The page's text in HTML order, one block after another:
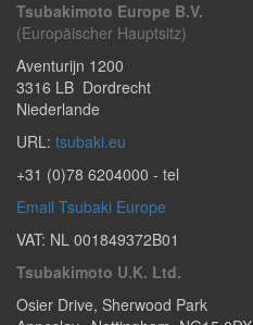
Tsubakimoto Europe B.V.
(Europäischer Hauptsitz)
Aventurijn 1200
3316 LB Dordrecht
Niederlande
URL: tsubaki.eu
+31 (0)78 6204000 - tel
Email Tsubaki Europe
VAT: NL 001849372B01
Tsubakimoto U.K. Ltd.
Osier Drive, Sherwood Park